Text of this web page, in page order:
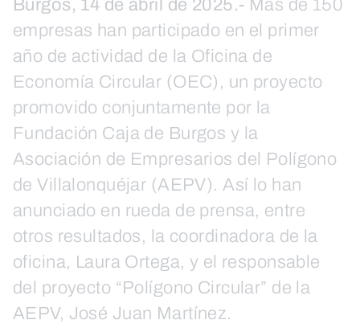
Burgos, 14 de abril de 2025.- Más de 150
empresas han participado en el primer
año de actividad de la Oficina de
Economía Circular (OEC), un proyecto
promovido conjuntamente por la
Fundación Caja de Burgos y la
Asociación de Empresarios del Polígono
de Villalonquéjar (AEPV). Así lo han
anunciado en rueda de prensa, entre
otros resultados, la coordinadora de la
oficina, Laura Ortega, y el responsable
del proyecto “Polígono Circular” de la
AEPV, José Juan Martínez.